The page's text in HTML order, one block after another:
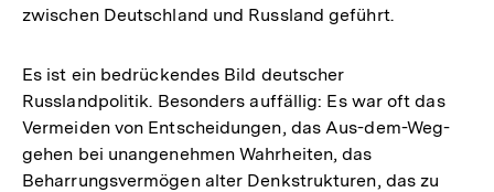
zwischen Deutschland und Russland geführt.
Es ist ein bedrückendes Bild deutscher
Russlandpolitik. Besonders auffällig: Es war oft das
Vermeiden von Entscheidungen, das Aus-dem-Weg-
gehen bei unangenehmen Wahrheiten, das
Beharrungsvermögen alter Denkstrukturen, das zu